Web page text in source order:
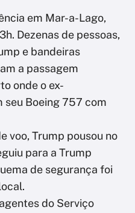
em Mar-a-Lago,
Dezenas de pessoas,
e bandeiras
a passagem
onde o ex-
seu Boeing 757 com
voo, Trump pousou no
para a Trump
de segurança foi
do Serviço